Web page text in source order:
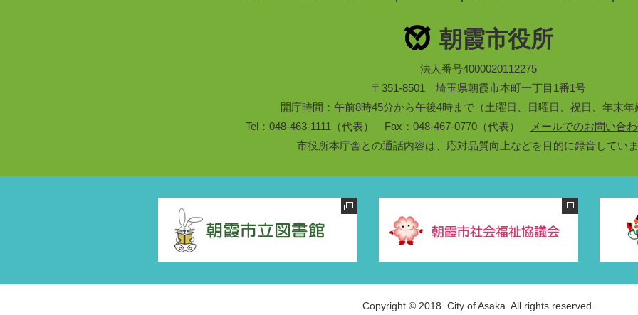
朝霞市役所
法人番号4000020112275
〒351-8501 埼玉県朝霞市本町一丁目1番1号
開庁時間：午前8時45分から午後4時まで（土曜日、日曜日、祝日、年末年
Tel：048-463-1111（代表） Fax：048-467-0770（代表）
メールでのお問い合
市役所本庁舎との通話内容は、応対品質向上などを目的に録音していま
Copyright © 2018. City of Asaka. All rights reserved.